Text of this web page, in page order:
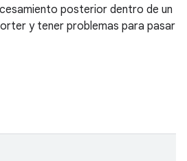
posterior dentro de un
y tener problemas para pasar